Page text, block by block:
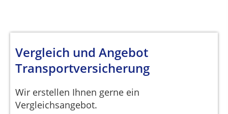
Vergleich und Angebot
Transportversicherung
Wir erstellen Ihnen gerne ein
Vergleichsangebot.